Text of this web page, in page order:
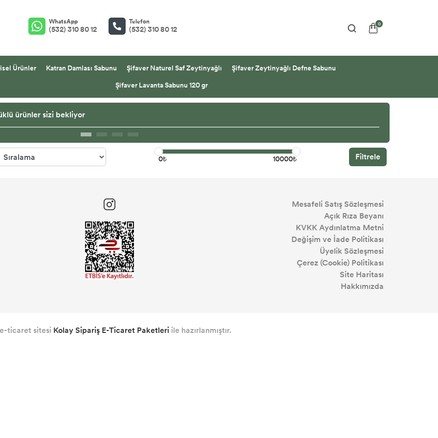
WhatsApp
(532) 310 80 12
Telefon
(532) 310 80 12
0
Ürünler Katran Damlası Sabunu Şifaver Naturel Saf Zeytinyağlı
Şifaver Zeytinyağlı Defne Sabunu
Şifaver Lavanta Sabunu 120 gr
ürünler sizi bekliyor
0₺ 10000₺ Filtrele
Mesafeli Satış Sözleşmesi
Açık Rıza Beyanı
KVKK Aydınlatma Metni
Değişim ve İade Politikası
Üyelik Sözleşmesi
Çerez (Cookie) Politikası
Site Haritası
Hakkımızda
ticaret sitesi Kolay Sipariş E-Ticaret Paketleriile hazırlanmıştır.